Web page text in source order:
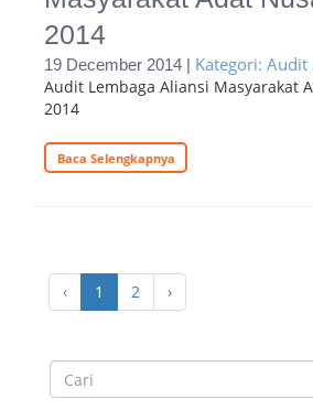
2014
19 December 2014 | Kategori: Audit
Audit Lembaga Aliansi Masyarakat
2014
Baca Selengkapnya
‹ 1 2 ›